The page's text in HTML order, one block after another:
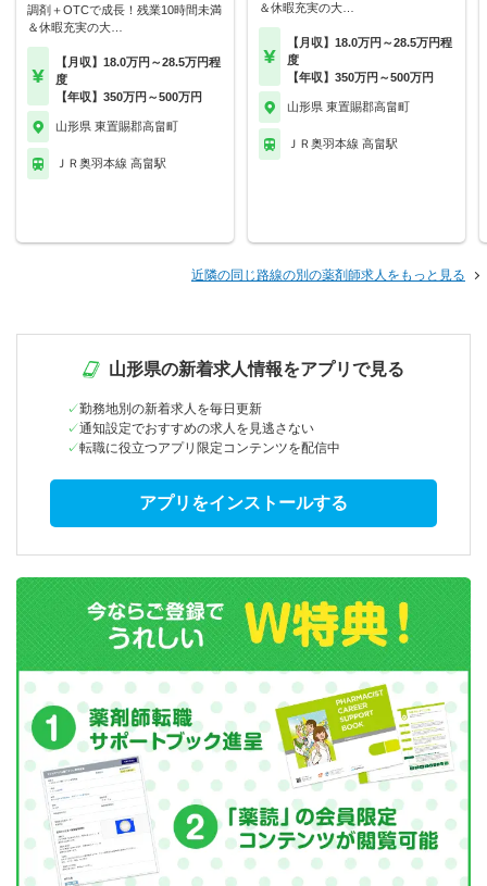
調剤＋OTCで成長！残業10時間未満
＆休暇充実の大…
【月収】18.0万円～28.5万円程
度
【年収】350万円～500万円
山形県 東置賜郡高畠町
ＪＲ奥羽本線 高畠駅
＆休暇充実の大…
【月収】18.0万円～28.5万円程
度
【年収】350万円～500万円
山形県 東置賜郡高畠町
ＪＲ奥羽本線 高畠駅
近隣の同じ路線の別の薬剤師求人をもっと見る
山形県の新着求人情報をアプリで見る
勤務地別の新着求人を毎日更新
通知設定でおすすめの求人を見逃さない
転職に役立つアプリ限定コンテンツを配信中
アプリをインストールする